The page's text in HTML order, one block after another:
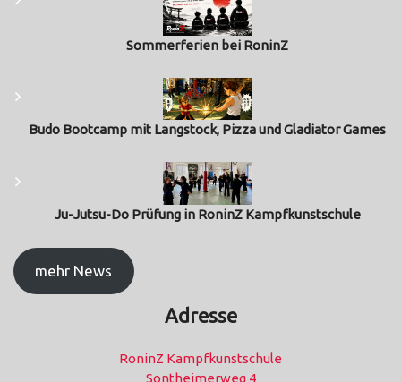
Sommerferien bei RoninZ
Budo Bootcamp mit Langstock, Pizza und Gladiator Games
Ju-Jutsu-Do Prüfung in RoninZ Kampfkunstschule
mehr News
Adresse
RoninZ Kampfkunstschule
Sontheimerweg 4